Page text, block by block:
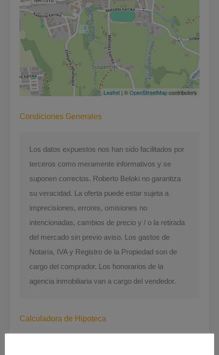
Leaflet | ©OpenStreetMapcontributors
Condiciones Generales
Los datos expuestos nos han sido facilitados por
terceros como meramente informativos y se
suponen correctos. Roberto Beloki no garantiza
su veracidad. La oferta puede estar sujeta a
imprecisiones, errores, omisiones no
intencionadas, cambios de precio y / o la retirada
del mercado sin previo aviso. Los gastos de
Notaría, IVA y Registro de la Propiedad son de
cargo del comprador. Los honorarios de la
agencia inmobiliaria van a cargo del vendedor.
Calculadora de Hipoteca